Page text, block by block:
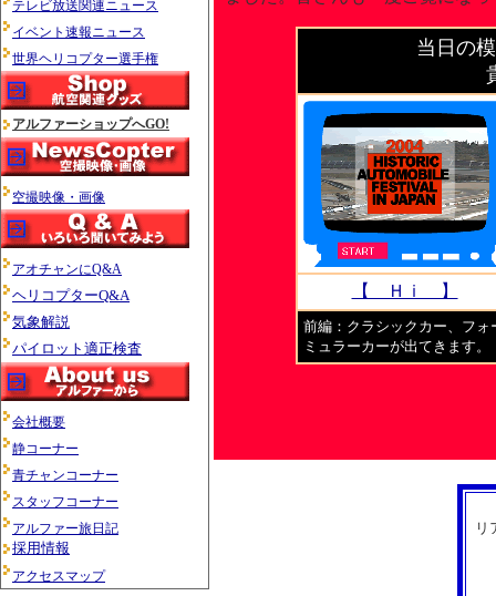
テレビ放送関連ニュース
イベント速報ニュース
世界ヘリコプター選手権
アルファーショップへGO!
空撮映像・画像
アオチャンにQ&A
ヘリコプターQ&A
気象解説
パイロット適正検査
会社概要
静コーナー
青チャンコーナー
スタッフコーナー
アルファー旅日記
採用情報
アクセスマップ
当日の
【 Ｈｉ 】
前編：クラシックカー、フォ
ミュラーカーが出てきます。
リ